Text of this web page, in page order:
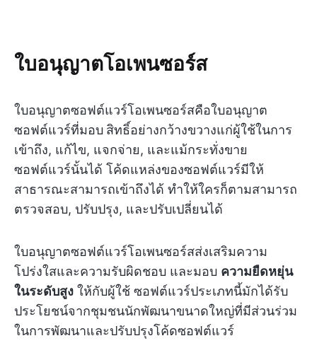
ใบอนุญาตโอเพนซอร์ส
ใบอนุญาตซอฟต์แวร์โอเพนซอร์สคือใบอนุญาต
ซอฟต์แวร์ที่มอบ สิทธิ์อย่างกว้างขวางแก่ผู้ใช้ในการ
เข้าถึง, แก้ไข, แจกจ่าย, และแม้กระทั่งขาย
ซอฟต์แวร์นั้นได้ โค้ดแหล่งของซอฟต์แวร์มีให้
สาธารณะสามารถเข้าถึงได้ ทำให้ใครก็ตามสามารถ
ตรวจสอบ, ปรับปรุง, และปรับเปลี่ยนได้
ใบอนุญาตซอฟต์แวร์โอเพนซอร์สส่งเสริมความ
โปร่งใสและความรับผิดชอบ และมอบ ความยืดหยุ่น
ในระดับสูง ให้กับผู้ใช้ ซอฟต์แวร์ประเภทนี้มักได้รับ
ประโยชน์จากชุมชนนักพัฒนาขนาดใหญ่ที่มีส่วนร่วม
ในการพัฒนาและปรับปรุงโค้ดซอฟต์แวร์